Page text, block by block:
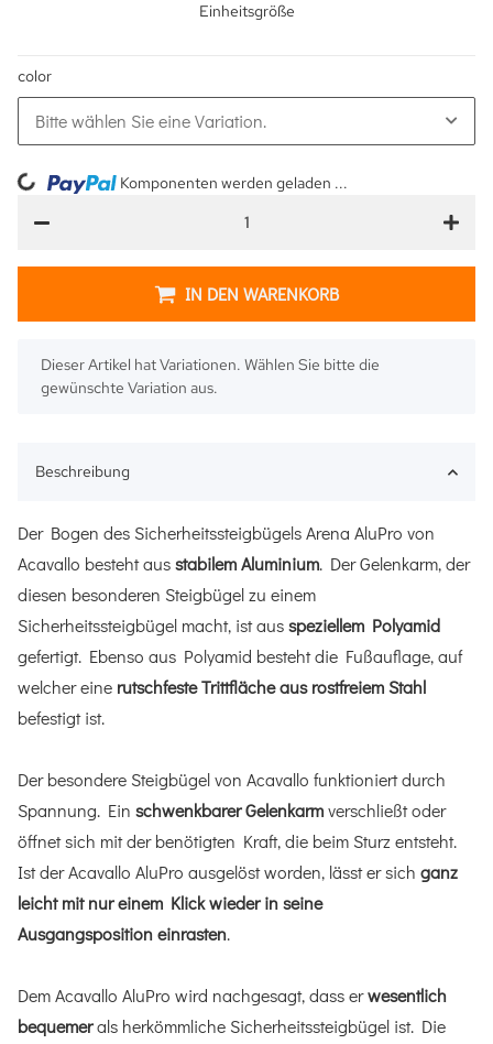
Einheitsgröße
color
Bitte wählen Sie eine Variation.
IN DEN WARENKORB
Komponenten werden geladen ...
x
Dieser Artikel hat Variationen. Wählen Sie bitte die
gewünschte Variation aus.
Beschreibung
Der Bogen des Sicherheitssteigbügels Arena AluPro von
Acavallo besteht ausstabilem Aluminium. Der Gelenkarm, der
diesen besonderen Steigbügel zu einem
Sicherheitssteigbügel macht, ist ausspeziellem Polyamid
gefertigt. Ebenso aus Polyamid besteht die Fußauflage, auf
welcher eine rutschfeste Trittfläche aus rostfreiem Stahl
befestigt ist.
Der besondere Steigbügel von Acavallo funktioniert durch
Spannung. Ein schwenkbarer Gelenkarmverschließt oder
öffnet sich mit der benötigten Kraft, die beim Sturz entsteht.
Ist der Acavallo AluPro ausgelöst worden, lässt er sich ganz
leicht mit nur einem Klick wieder in seine
Ausgangsposition einrasten.
Dem Acavallo AluPro wird nachgesagt, dass erwesentlich
bequemerals herkömmliche Sicherheitssteigbügel ist. Die